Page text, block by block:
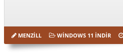
MENZILL WINDOWS 11 İNDIR